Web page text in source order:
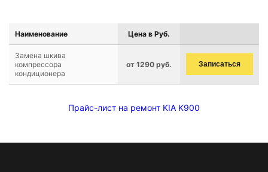
Наименование Цена в Руб.
Замена шкива
компрессора
кондиционера
от 1290 руб. Записаться
Прайс-лист на ремонт KIA K900